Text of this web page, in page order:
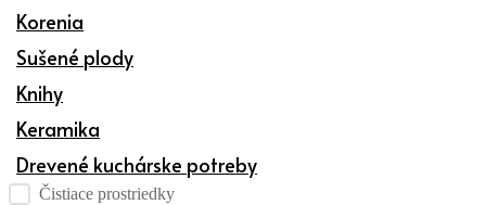
Korenia
Sušené plody
Knihy
Keramika
Drevené kuchárske potreby
Kategórie produktov checklist
Čistiace prostriedky